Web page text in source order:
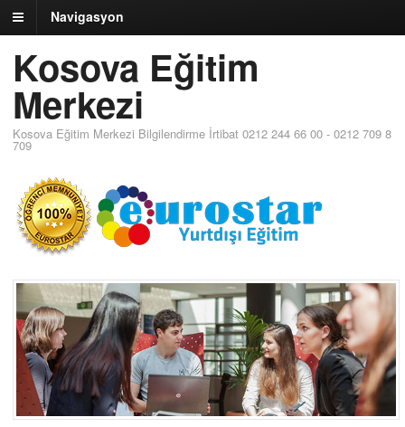
Navigasyon
Kosova Eğitim
Merkezi
Kosova Eğitim Merkezi Bilgilendirme İrtibat 0212 244 66 00 - 0212 709 8
709